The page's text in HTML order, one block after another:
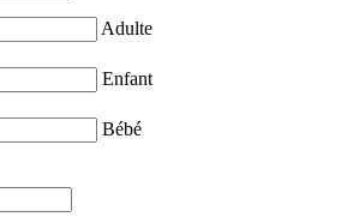
Adulte
Enfant
Bébé